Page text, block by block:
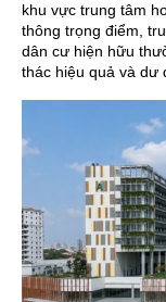
khu vực trung tâm
thông trọng điểm,
dân cư hiện hữu
thác hiệu quả và dư